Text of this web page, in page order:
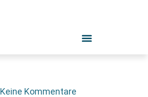
Keine Kommentare